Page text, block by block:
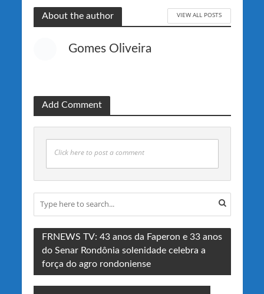
About the author VIEW ALL POSTS
Gomes Oliveira
Add Comment
Click here to post a comment
FRNEWS TV: 43 anos da Faperon e 33 anos
do Senar Rondônia solenidade celebra a
força do agro rondoniense